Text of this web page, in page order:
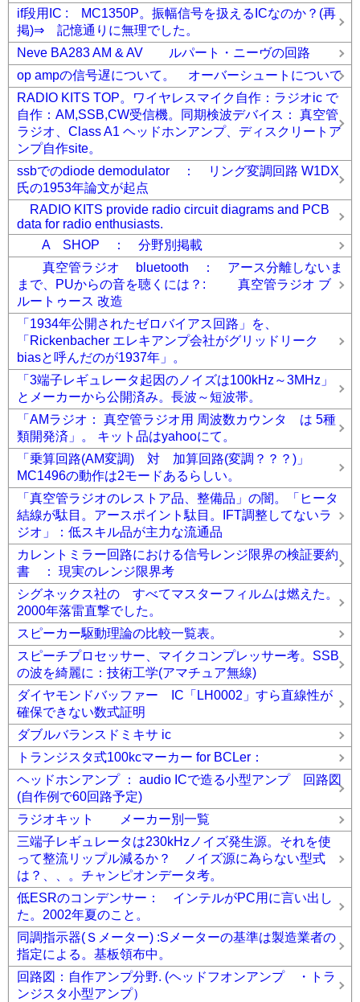
if段用IC : MC1350P。振幅信号を扱えるICなのか？(再
掲)⇒ 記憶通りに無理でした。
Neve BA283 AM & AV ルパート・ニーヴの回路
op ampの信号遅について。 オーバーシュートについて
RADIO KITS TOP。ワイヤレスマイク自作：ラジオic で
自作：AM,SSB,CW受信機。同期検波デバイス： 真空管
ラジオ、Class A1 ヘッドホンアンプ、ディスクリートア
ンプ自作site。
ssbでのdiode demodulator ： リング変調回路 W1DX
氏の1953年論文が起点
RADIO KITS provide radio circuit diagrams and PCB
data for radio enthusiasts.
A SHOP ： 分野別掲載
真空管ラジオ bluetooth ： アース分離しないま
まで、PUからの音を聴くには？: 真空管ラジオ ブ
ルートゥース 改造
「1934年公開されたゼロバイアス回路」を、
「Rickenbacher エレキアンプ会社がグリッドリーク
biasと呼んだのが1937年」。
「3端子レギュレータ起因のノイズは100kHz～3MHz」
とメーカーから公開済み。長波～短波帯。
「AMラジオ： 真空管ラジオ用 周波数カウンタ は 5種
類開発済」。 キット品はyahooにて。
「乗算回路(AM変調) 対 加算回路(変調？？？)」
MC1496の動作は2モードあるらしい。
「真空管ラジオのレストア品、整備品」の闇。「ヒータ
結線が駄目。アースポイント駄目。IFT調整してないラ
ジオ」：低スキル品が主力な流通品
カレントミラー回路における信号レンジ限界の検証要約
書 ： 現実のレンジ限界考
シグネックス社の すべてマスターフィルムは燃えた。
2000年落雷直撃でした。
スピーカー駆動理論の比較一覧表。
スピーチプロセッサー、マイクコンプレッサー考。SSB
の波を綺麗に：技術工学(アマチュア無線)
ダイヤモンドバッファー IC「LH0002」すら直線性が
確保できない数式証明
ダブルバランスドミキサ ic
トランジスタ式100kcマーカー for BCLer：
ヘッドホンアンプ ： audio ICで造る小型アンプ 回路図
(自作例で60回路予定)
ラジオキット メーカー別一覧
三端子レギュレータは230kHzノイズ発生源。それを使
って整流リップル減るか？ ノイズ源に為らない型式
は？、、。チャンピオンデータ考。
低ESRのコンデンサー： インテルがPC用に言い出し
た。2002年夏のこと。
同調指示器(Ｓメーター) :Sメーターの基準は製造業者の
指定による。基板領布中。
回路図：自作アンプ分野. (ヘッドフオンアンプ ・トラ
ンジスタ小型アンプ）